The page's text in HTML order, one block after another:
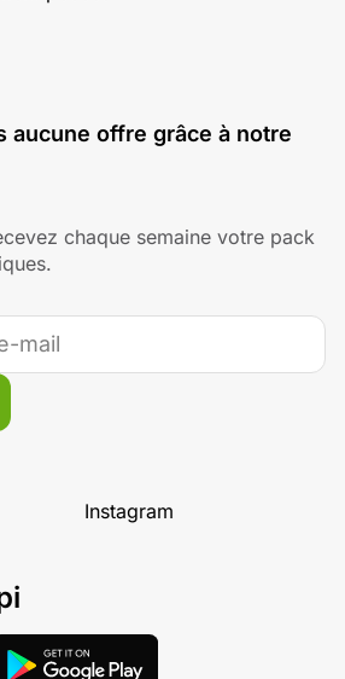
aucune offre grâce à notre
chaque semaine votre pack
Instagram